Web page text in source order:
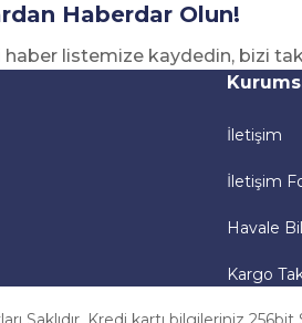
Haberdar Olun!
haber listemize kaydedin, bizi
İletişim
İletişim
Havale
Kargo